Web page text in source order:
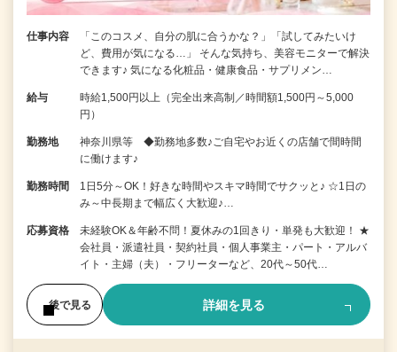
仕事内容
「このコスメ、自分の肌に合うかな？」「試してみたいけ
ど、費用が気になる…」 そんな気持ち、美容モニターで解決
できます♪ 気になる化粧品・健康食品・サプリメン…
給与
時給1,500円以上（完全出来高制／時間額1,500円～5,000
円）
勤務地
神奈川県等 ◆勤務地多数♪ご自宅やお近くの店舗で間時間
に働けます♪
勤務時間
1日5分～OK！好きな時間やスキマ時間でサクッと♪ ☆1日の
み～中長期まで幅広く大歓迎♪…
応募資格
未経験OK＆年齢不問！夏休みの1回きり・単発も大歓迎！ ★
会社員・派遣社員・契約社員・個人事業主・パート・アルバ
イト・主婦（夫）・フリーターなど、20代～50代…
後で見る 詳細を見る